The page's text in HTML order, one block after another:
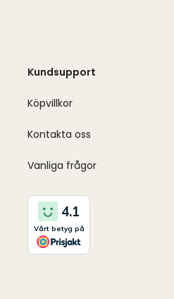
Kundsupport
Köpvillkor
Kontakta oss
Vanliga frågor